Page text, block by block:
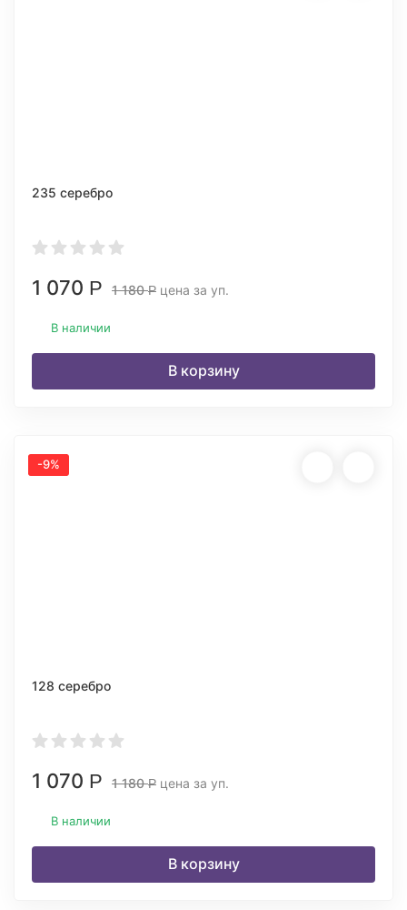
235 серебро
1 070 Р 1 180Р цена за уп.
В наличии
В корзину
-9%
128 серебро
1 070 Р 1 180Р цена за уп.
В наличии
В корзину